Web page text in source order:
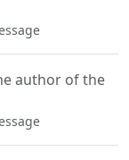
author of the